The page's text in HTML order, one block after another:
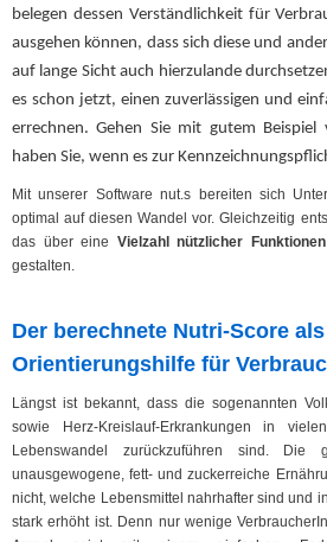
belegen dessen Verständlichkeit für
ausgehen können, dass sich diese und
auf lange Sicht auch hierzulande
es schon jetzt, einen zuverlässigen und
errechnen. Gehen Sie mit gutem
haben Sie, wenn es zur
Mit unserer Software nut.s bereiten sich
optimal auf diesen Wandel vor. Gleichzeitig
das über eine Vielzahl nützlicher Funktionen
gestalten.
Der berechnete Nutri-Score
Orientierungshilfe für
Längst ist bekannt, dass die sogenannten
sowie Herz-Kreislauf-Erkrankungen in
Lebenswandel zurückzuführen sind.
unausgewogene, fett- und zuckerreiche
nicht, welche Lebensmittel nahrhafter sind und
stark erhöht ist. Denn nur wenige